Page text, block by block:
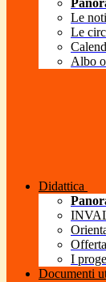
Le
Le
Albo
Didattica
I
Documenti